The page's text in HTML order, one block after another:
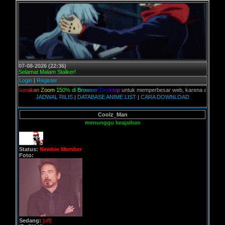
07-08-2026 (22:36)
Selamat Malam Stalker!
Login | Register
n Zoom 150% di Browser Deskto puntuk memperbesar web, karena aslinya web ini
JADWAL RILIS | DATABASE ANIME LIST | CARA DOWNLOAD
Coolz_Man
menunggu keajaiban
Status: Newbie Member
Foto:
Sedang: [off]